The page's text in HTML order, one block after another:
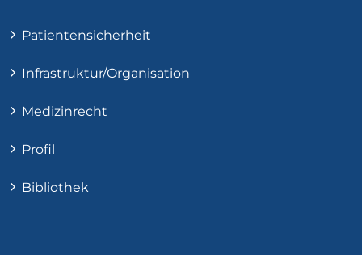
Patientensicherheit
Infrastruktur/Organisation
Medizinrecht
Profil
Bibliothek